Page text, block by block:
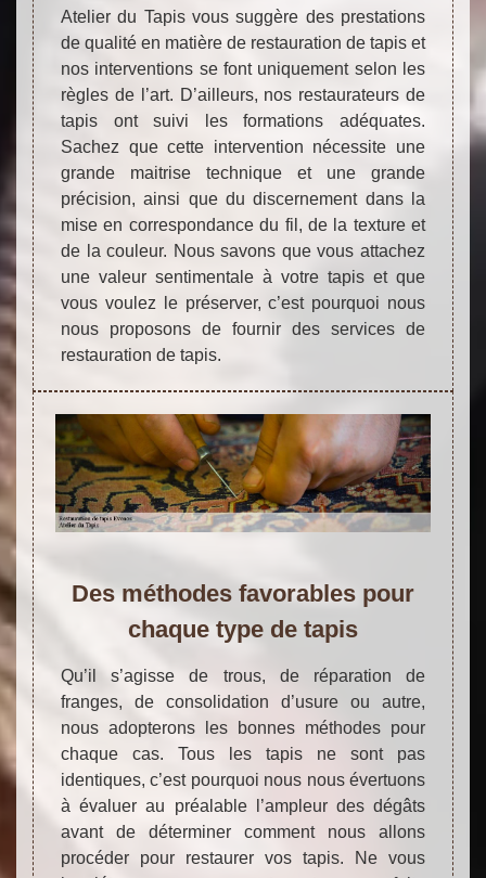
Atelier du Tapis vous suggère des prestations
de qualité en matière de restauration de tapis et
nos interventions se font uniquement selon les
règles de l’art. D’ailleurs, nos restaurateurs de
tapis ont suivi les formations adéquates.
Sachez que cette intervention nécessite une
grande maitrise technique et une grande
précision, ainsi que du discernement dans la
mise en correspondance du fil, de la texture et
de la couleur. Nous savons que vous attachez
une valeur sentimentale à votre tapis et que
vous voulez le préserver, c’est pourquoi nous
nous proposons de fournir des services de
restauration de tapis.
Des méthodes favorables pour
chaque type de tapis
Qu’il s’agisse de trous, de réparation de
franges, de consolidation d’usure ou autre,
nous adopterons les bonnes méthodes pour
chaque cas. Tous les tapis ne sont pas
identiques, c’est pourquoi nous nous évertuons
à évaluer au préalable l’ampleur des dégâts
avant de déterminer comment nous allons
procéder pour restaurer vos tapis. Ne vous